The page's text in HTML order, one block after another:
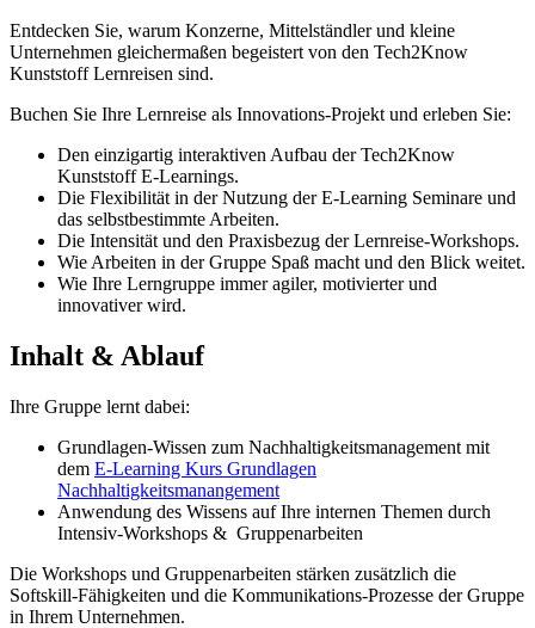
Entdecken Sie, warum Konzerne, Mittelständler und kleine
Unternehmen gleichermaßen begeistert von den Tech2Know
Kunststoff Lernreisen sind.
Buchen Sie Ihre Lernreise als Innovations-Projekt und erleben Sie:
Den einzigartig interaktiven Aufbau der Tech2Know
Kunststoff E-Learnings.
Die Flexibilität in der Nutzung der E-Learning Seminare und
das selbstbestimmte Arbeiten.
Die Intensität und den Praxisbezug der Lernreise-Workshops.
Wie Arbeiten in der Gruppe Spaß macht und den Blick weitet.
Wie Ihre Lerngruppe immer agiler, motivierter und
innovativer wird.
Inhalt & Ablauf
Ihre Gruppe lernt dabei:
Grundlagen-Wissen zum Nachhaltigkeitsmanagement mit
dem E-Learning Kurs Grundlagen
Nachhaltigkeitsmanangement
Anwendung des Wissens auf Ihre internen Themen durch
Intensiv-Workshops & Gruppenarbeiten
Die Workshops und Gruppenarbeiten stärken zusätzlich die
Softskill-Fähigkeiten und die Kommunikations-Prozesse der Gruppe
in Ihrem Unternehmen.